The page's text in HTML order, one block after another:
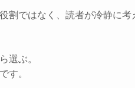
割ではなく、読者が冷静に考
選ぶ。
す。